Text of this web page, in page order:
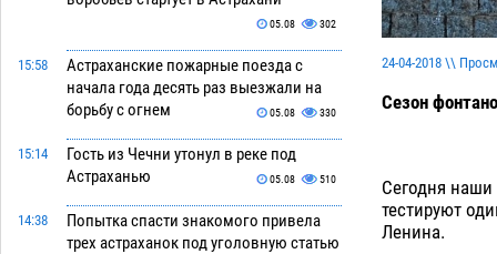
05.08 302
15:58
Астраханские пожарные поезда с
начала года десять раз выезжали на
борьбу с огнем
05.08 330
15:14
Гость из Чечни утонул в реке под
Астраханью
05.08 510
14:38
Попытка спасти знакомого привела
трех астраханок под уголовную статью
24-04-2018 \\
Сезон
Сегодня наши
тестируют
Ленина.